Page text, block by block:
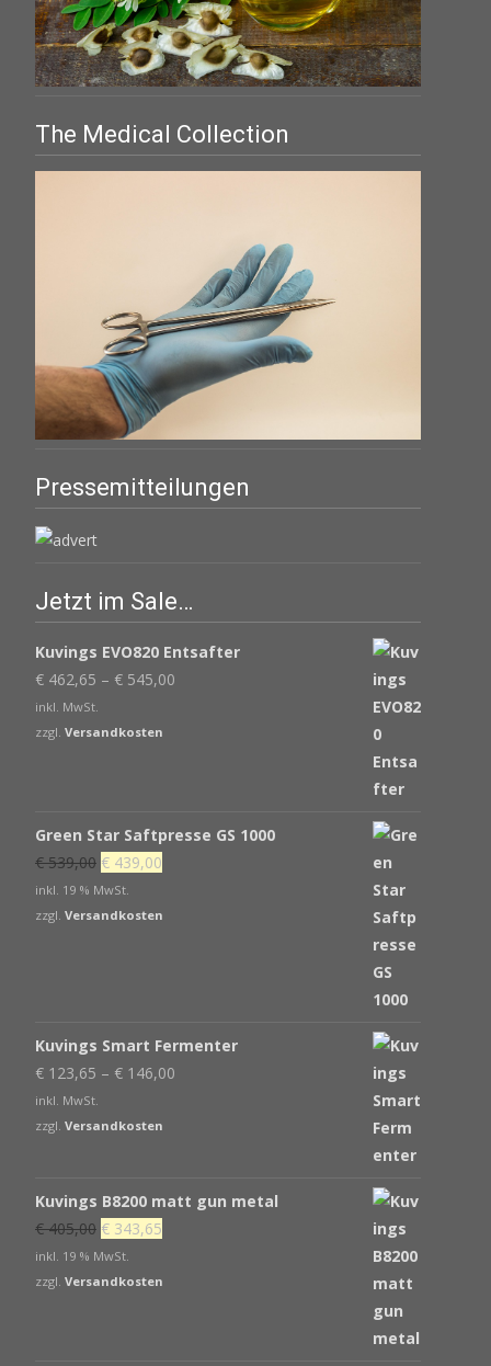
The Medical Collection
Pressemitteilungen
Jetzt im Sale…
Kuvings EVO820 Entsafter
€ 462,65 – € 545,00
inkl. MwSt.
zzgl. Versandkosten
Green Star Saftpresse GS 1000
€539,00 Ursprünglicher
Preis
war:
€ 439,00
ist:
inkl. 19 % MwSt.
zzgl. Versandkosten
Kuvings Smart Fermenter
€ 123,65 – € 146,00
inkl. MwSt.
zzgl. Versandkosten
Kuvings B8200 matt gun metal
€405,00 Ursprünglicher
Preis
war:
€ 343,65
ist:
inkl. 19 % MwSt.
zzgl. Versandkosten